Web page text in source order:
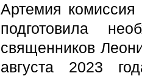
Артемия комиссия
подготовила
священников
августа 2023